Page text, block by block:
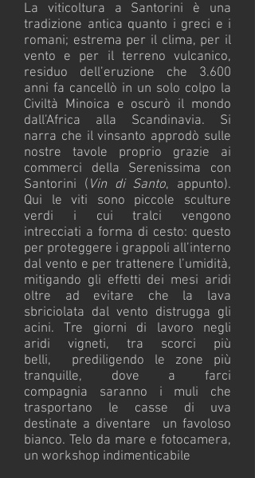
La viticoltura a Santorini è una
tradizione antica quanto i greci e i
romani; estrema per il clima, per il
vento e per il terreno vulcanico,
residuo dell’eruzione che 3.600
anni fa cancellò in un solo colpo la
Civiltà Minoica e oscurò il mondo
dall’Africa alla Scandinavia. Si
narra che il vinsanto approdò sulle
nostre tavole proprio grazie ai
commerci della Serenissima con
Santorini ( Vin di Santo, appunto).
Qui le viti sono piccole sculture
verdi i cui tralci vengono
intrecciati a forma di cesto: questo
per proteggere i grappoli all’interno
dal vento e per trattenere l’umidità,
mitigando gli effetti dei mesi aridi
oltre ad evitare che la lava
sbriciolata dal vento distrugga gli
acini. Tre giorni di lavoro negli
aridi vigneti, tra scorci più
belli, prediligendo le zone più
tranquille, dove a farci
compagnia saranno i muli che
trasportano le casse di uva
destinate a diventare un favoloso
bianco. Telo da mare e fotocamera,
un workshop indimenticabile